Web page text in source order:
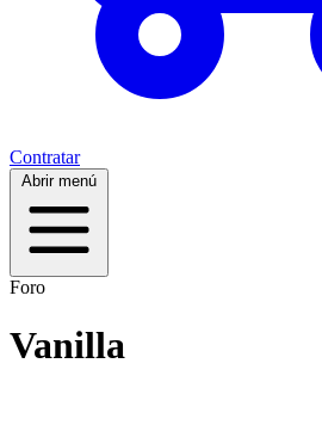
Contratar
Abrir menú
Foro
Vanilla